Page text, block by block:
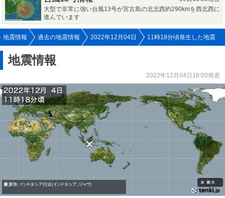
大型で非常に強い台風13号が宮古島の北北西約290kmを西北西に
進んでいます
地震情報 過去の地震情報 2022年12月04日 11時18分頃発生した地震
地震情報
2022年12月04日18:00発表